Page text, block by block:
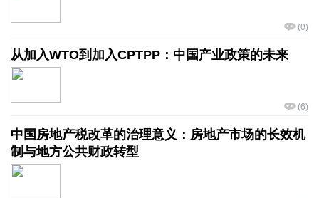
(0)
从加入WTO到加入CPTPP：中国产业政策的未来
(6)
中国房地产税改革的治理意义：房地产市场的长效机
制与地方公共财政转型